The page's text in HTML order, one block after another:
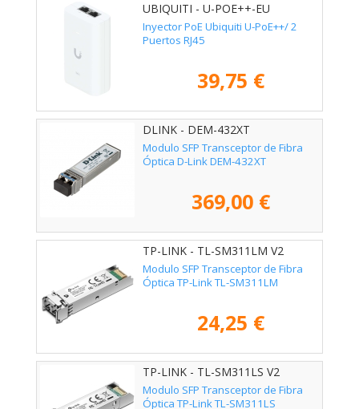
UBIQUITI - U-POE++-EU
Inyector PoE Ubiquiti U-PoE++/ 2
Puertos RJ45
39,75 €
DLINK - DEM-432XT
Modulo SFP Transceptor de Fibra
Óptica D-Link DEM-432XT
369,00 €
TP-LINK - TL-SM311LM V2
Modulo SFP Transceptor de Fibra
Óptica TP-Link TL-SM311LM
24,25 €
TP-LINK - TL-SM311LS V2
Modulo SFP Transceptor de Fibra
Óptica TP-Link TL-SM311LS